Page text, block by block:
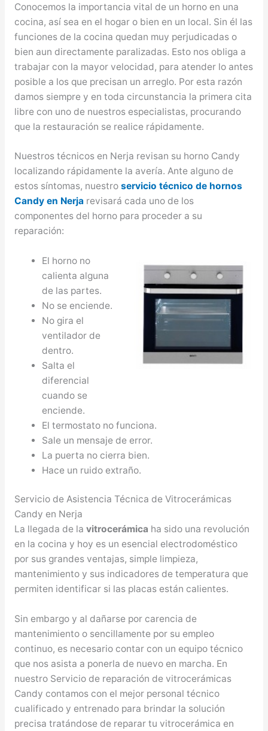
Conocemos la importancia vital de un horno en una
cocina, así sea en el hogar o bien en un local. Sin él las
funciones de la cocina quedan muy perjudicadas o
bien aun directamente paralizadas. Esto nos obliga a
trabajar con la mayor velocidad, para atender lo antes
posible a los que precisan un arreglo. Por esta razón
damos siempre y en toda circunstancia la primera cita
libre con uno de nuestros especialistas, procurando
que la restauración se realice rápidamente.
Nuestros técnicos en Nerja revisan su horno Candy
localizando rápidamente la avería. Ante alguno de
estos síntomas, nuestro servicio técnico de hornos
Candy en Nerjarevisará cada uno de los
componentes del horno para proceder a su
reparación:
El horno no
calienta alguna
de las partes.
No se enciende.
No gira el
ventilador de
dentro.
Salta el
diferencial
cuando se
enciende.
El termostato no funciona.
Sale un mensaje de error.
La puerta no cierra bien.
Hace un ruido extraño.
Servicio de Asistencia Técnica de Vitrocerámicas
Candy en Nerja
La llegada de la vitrocerámica ha sido una revolución
en la cocina y hoy es un esencial electrodoméstico
por sus grandes ventajas, simple limpieza,
mantenimiento y sus indicadores de temperatura que
permiten identificar si las placas están calientes.
Sin embargo y al dañarse por carencia de
mantenimiento o sencillamente por su empleo
continuo, es necesario contar con un equipo técnico
que nos asista a ponerla de nuevo en marcha. En
nuestro Servicio de reparación de vitrocerámicas
Candy contamos con el mejor personal técnico
cualificado y entrenado para brindar la solución
precisa tratándose de reparar tu vitrocerámica en